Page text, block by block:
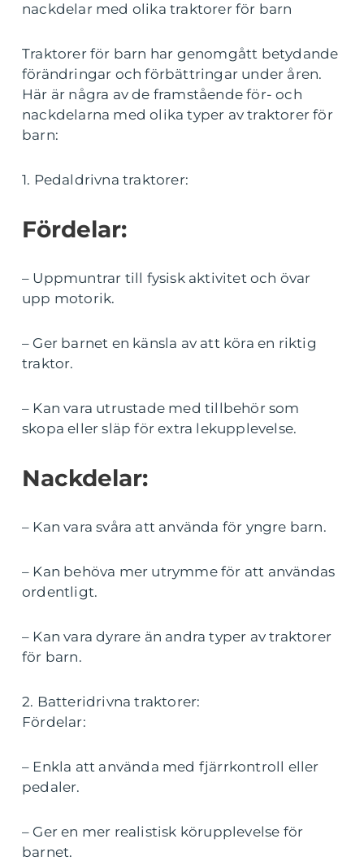
nackdelar med olika traktorer för barn
Traktorer för barn har genomgått betydande
förändringar och förbättringar under åren.
Här är några av de framstående för- och
nackdelarna med olika typer av traktorer för
barn:
1. Pedaldrivna traktorer:
Fördelar:
– Uppmuntrar till fysisk aktivitet och övar
upp motorik.
– Ger barnet en känsla av att köra en riktig
traktor.
– Kan vara utrustade med tillbehör som
skopa eller släp för extra lekupplevelse.
Nackdelar:
– Kan vara svåra att använda för yngre barn.
– Kan behöva mer utrymme för att användas
ordentligt.
– Kan vara dyrare än andra typer av traktorer
för barn.
2. Batteridrivna traktorer:
Fördelar:
– Enkla att använda med fjärrkontroll eller
pedaler.
– Ger en mer realistisk körupplevelse för
barnet.